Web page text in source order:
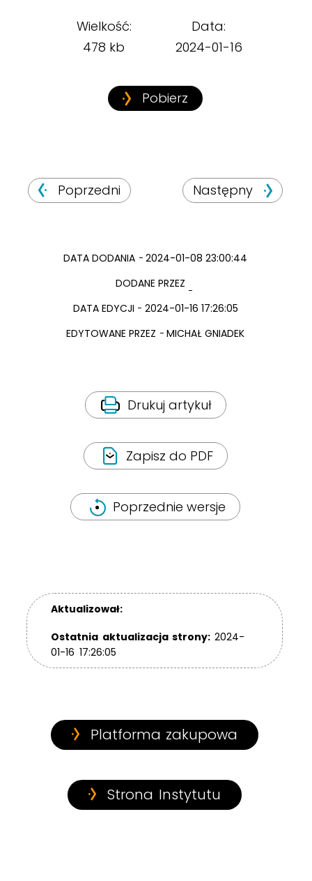
Wielkość:
478 kb
Data:
2024-01-16
Pobierz
Poprzedni Następny
DATA DODANIA
2024-01-08 23:00:44
DODANE PRZEZ
DATA EDYCJI
2024-01-16 17:26:05
EDYTOWANE PRZEZ
MICHAŁ GNIADEK
Drukuj artykuł
Zapisz do PDF
Poprzednie wersje
Aktualizował:
Ostatnia aktualizacja strony: 2024-
01-16 17:26:05
Platforma zakupowa
Strona Instytutu